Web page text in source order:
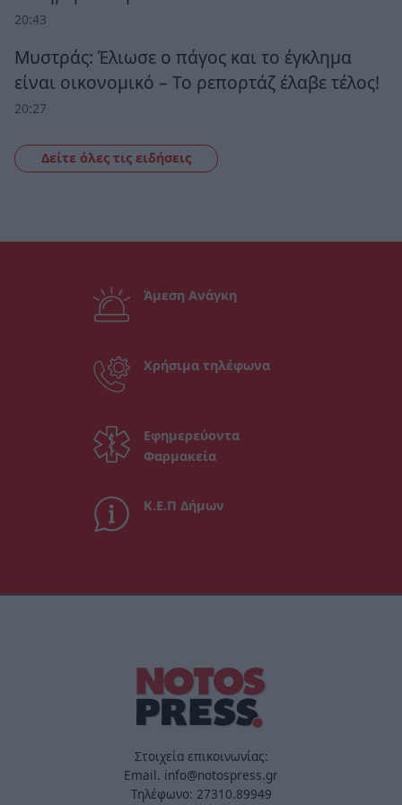
20:43
Μυστράς: Έλιωσε ο πάγος και το έγκλημα
είναι οικονομικό – Το ρεπορτάζ έλαβε τέλος!
20:27
Δείτε όλες τις ειδήσεις
Άμεση Ανάγκη
Χρήσιμα τηλέφωνα
Εφημερεύοντα
Φαρμακεία
Κ.Ε.Π Δήμων
Στοιχεία επικοινωνίας:
Email. info@notospress.gr
Τηλέφωνο: 27310.89949